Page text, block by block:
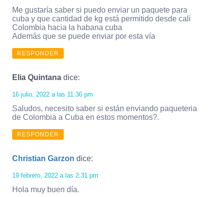
Me gustaría saber si puedo enviar un paquete para
cuba y que cantidad de kg está permitido desde cali
Colombia hacia la habana cuba
Además que se puede enviar por esta vía
RESPONDER
Elia Quintana dice:
16 julio, 2022 a las 11:36 pm
Saludos, necesito saber si están enviando paqueteria
de Colombia a Cuba en estos momentos?.
RESPONDER
Christian Garzon dice:
19 febrero, 2022 a las 2:31 pm
Hola muy buen día.